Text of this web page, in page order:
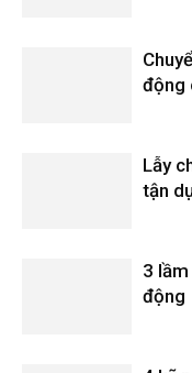
động
Lẫy
tận
3
động